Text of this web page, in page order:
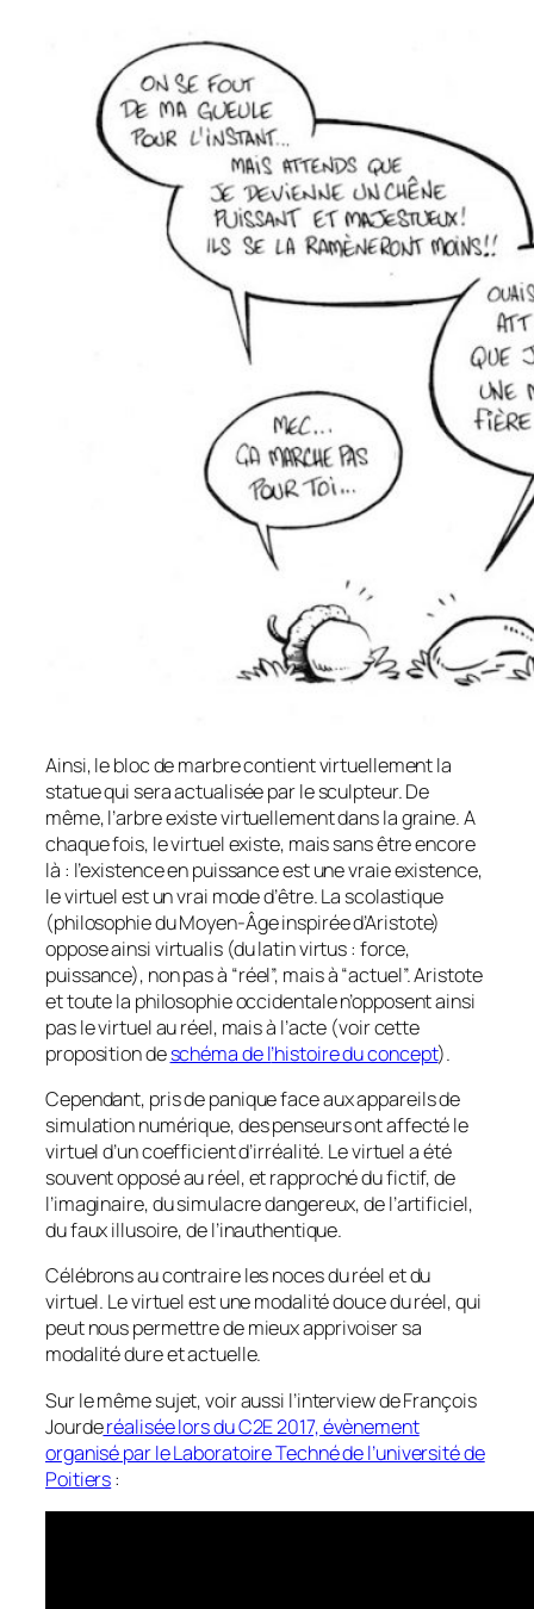
Ainsi, le bloc de marbre contient virtuellement la
statue qui sera actualisée par le sculpteur. De
même, l’arbre existe virtuellement dans la graine. A
chaque fois, le virtuel existe, mais sans être encore
là : l’existence en puissance est une vraie existence,
le virtuel est un vrai mode d’être. La scolastique
(philosophie du Moyen-Âge inspirée d’Aristote)
oppose ainsivirtualis (du latinvirtus: force,
puissance), non pas à “réel”, mais à “actuel”. Aristote
et toute la philosophie occidentale n’opposent ainsi
pas le virtuel au réel, mais à l’acte (voir cette
proposition deschéma de l’histoire du concept).
Cependant, pris de panique face aux appareils de
simulation numérique, des penseurs ont affecté le
virtuel d’un coefficient d’irréalité. Le virtuel a été
souvent opposé au réel, et rapproché du fictif, de
l’imaginaire, du simulacre dangereux, de l’artificiel,
du faux illusoire, de l’inauthentique.
Célébrons au contraire les noces du réel et du
virtuel. Le virtuel est une modalité douce du réel, qui
peut nous permettre de mieux apprivoiser sa
modalité dure et actuelle.
Sur le même sujet, voir aussi l’interview de François
Jourderéalisée lors du C2E 2017, évènement
organisé par le Laboratoire Techné de l’université de
Poitiers: